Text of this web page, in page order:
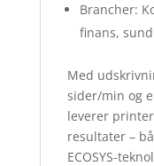
Brancher:
finans,
Med
sider/min og
leverer
resultater –
ECOSYS-